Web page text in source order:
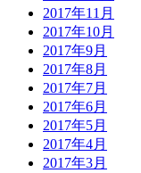
2017年11月
2017年10月
2017年9月
2017年8月
2017年7月
2017年6月
2017年5月
2017年4月
2017年3月